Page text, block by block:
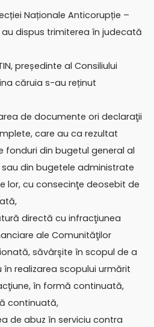
Naționale Anticorupție –
au dispus trimiterea în judecată
președinte al Consiliului
căruia s-au reținut
de documente ori declaraţii
care au ca rezultat
fonduri din bugetul general al
din bugetele administrate
lor, cu consecinţe deosebit de
directă cu infracţiunea
ale Comunităţilor
săvârşite în scopul de a
realizarea scopului urmărit
în formă continuată,
continuată,
de abuz în serviciu contra